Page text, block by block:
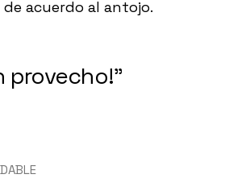
acuerdo al antojo.
provecho!”